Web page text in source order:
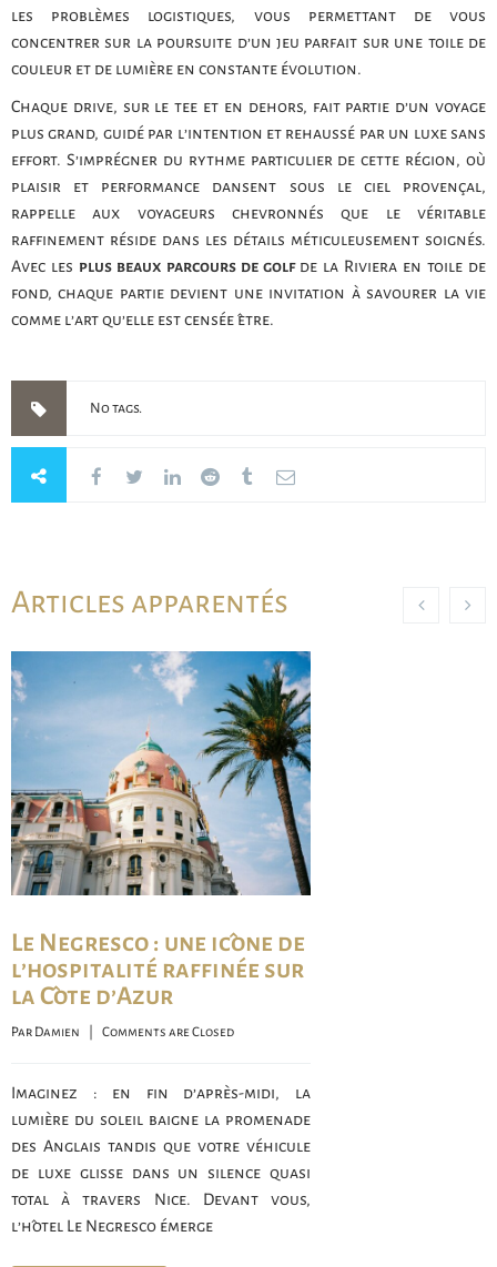
les problèmes logistiques, vous permettant de vous
concentrer sur la poursuite d’un jeu parfait sur une toile de
couleur et de lumière en constante évolution.
Chaque drive, sur le tee et en dehors, fait partie d’un voyage
plus grand, guidé par l’intention et rehaussé par un luxe sans
effort. S’imprégner du rythme particulier de cette région, où
plaisir et performance dansent sous le ciel provençal,
rappelle aux voyageurs chevronnés que le véritable
raffinement réside dans les détails méticuleusement soignés.
Avec les plus beaux parcours de golfde la Riviera en toile de
fond, chaque partie devient une invitation à savourer la vie
comme l’art qu’elle est censée être.
No tags.
Articles apparentés
Le Negresco : une icône de
l’hospitalité raffinée sur
la Côte d’Azur
Par Damien Comments are Closed
Imaginez : en fin d’après-midi, la
lumière du soleil baigne la promenade
des Anglais tandis que votre véhicule
de luxe glisse dans un silence quasi
total à travers Nice. Devant vous,
l’hôtel Le Negresco émerge